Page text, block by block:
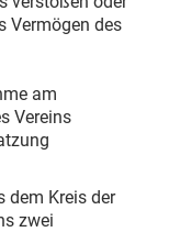
Vermögen des
am
Vereins
dem Kreis der
zwei